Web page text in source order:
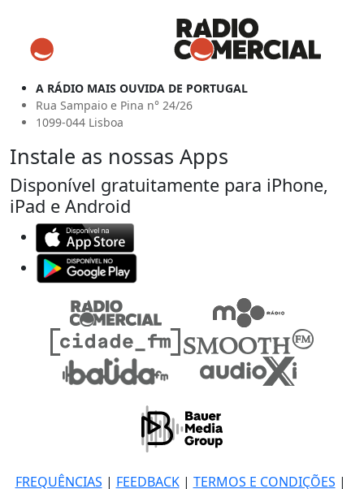
A RÁDIO MAIS OUVIDA DE PORTUGAL
Rua Sampaio e Pina n° 24/26
1099-044 Lisboa
Instale as nossas Apps
Disponível gratuitamente para iPhone,
iPad e Android
FREQUÊNCIAS | FEEDBACK| TERMOS E CONDIÇÕES |